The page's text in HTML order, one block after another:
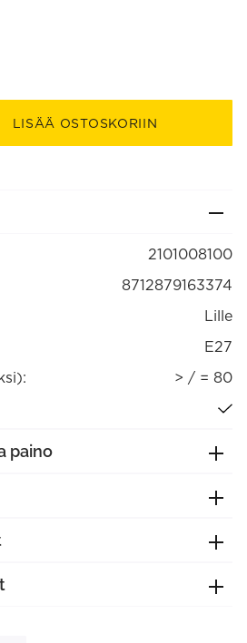
LISÄÄ OSTOSKORIIN
2101008100
8712879163374
Lille
E27
> / = 80
paino